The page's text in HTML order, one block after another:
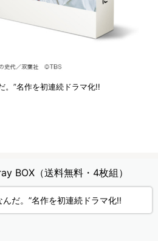
。”名作を初連続ドラマ化!!
BOX（送料無料・4枚組）
だ。”名作を初連続ドラマ化!!